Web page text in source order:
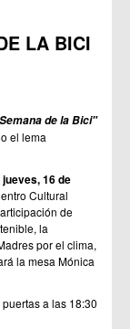
LA BICI
de la Bici"
el lema
jueves, 16 de
Cultural
de
la
por el clima,
la mesa Mónica
a las 18:30